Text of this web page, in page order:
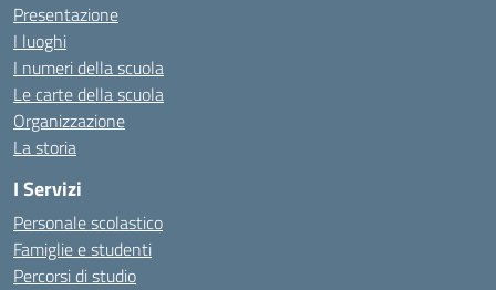
Presentazione
I luoghi
I numeri della scuola
Le carte della scuola
Organizzazione
La storia
I Servizi
Personale scolastico
Famiglie e studenti
Percorsi di studio